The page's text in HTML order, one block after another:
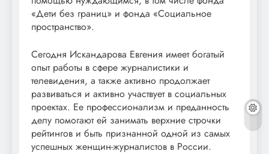
«Дети без границ» и фонда «Социальное
пространство».
Сегодня Искандарова Евгения имеет богатый
опыт работы в сфере журналистики и
телевидения, а также активно продолжает
развиваться и активно участвует в социальных
проектах. Ее профессионализм и преданность
делу помогают ей занимать верхние строчки
рейтингов и быть признанной одной из самых
успешных женщин-журналистов в России.